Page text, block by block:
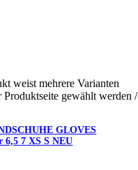
weist mehrere Varianten
Produktseite gewählt werden/
GLOVES
7 XS S NEU